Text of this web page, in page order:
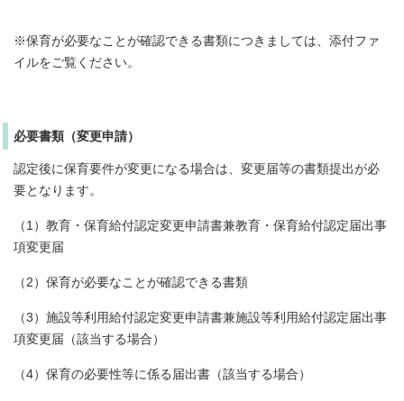
※保育が必要なことが確認できる書類につきましては、添付ファ
イルをご覧ください。
必要書類（変更申請）
認定後に保育要件が変更になる場合は、変更届等の書類提出が必
要となります。
（1）教育・保育給付認定変更申請書兼教育・保育給付認定届出事
項変更届
（2）保育が必要なことが確認できる書類
（3）施設等利用給付認定変更申請書兼施設等利用給付認定届出事
項変更届（該当する場合）
（4）保育の必要性等に係る届出書（該当する場合）